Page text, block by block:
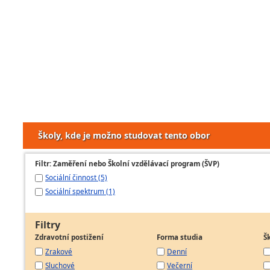
Školy, kde je možno studovat tento obor
Filtr: Zaměření nebo Školní vzdělávací program (ŠVP)
Sociální činnost (5)
Sociální spektrum (1)
Filtry
Zdravotní postižení
Zrakové
Sluchové
Forma studia
Denní
Večerní